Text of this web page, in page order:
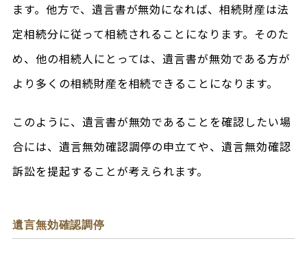
ます。他方で、遺言書が無効になれば、相続財産は法
定相続分に従って相続されることになります。そのた
め、他の相続人にとっては、遺言書が無効である方が
より多くの相続財産を相続できることになります。
このように、遺言書が無効であることを確認したい場
合には、遺言無効確認調停の申立てや、遺言無効確認
訴訟を提起することが考えられます。
遺言無効確認調停